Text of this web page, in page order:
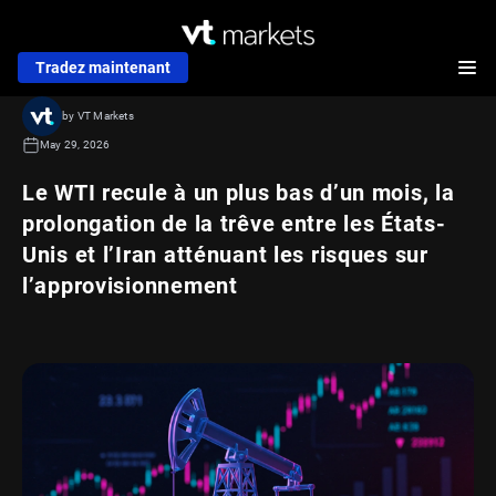
Tradez maintenant
Le WTI recule à un plus bas d’un mois, la
prolongation de la trêve entre les États-
Unis et l’Iran atténuant les risques sur
l’approvisionnement
by VT Markets
May 29, 2026